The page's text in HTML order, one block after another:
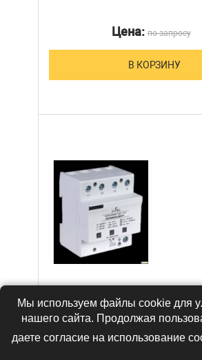
Цена:по запросу
В КОРЗИНУ
CITEL
Мы используем файлы cookie для
нашего сайта. Продолжая
даете согласие на использование